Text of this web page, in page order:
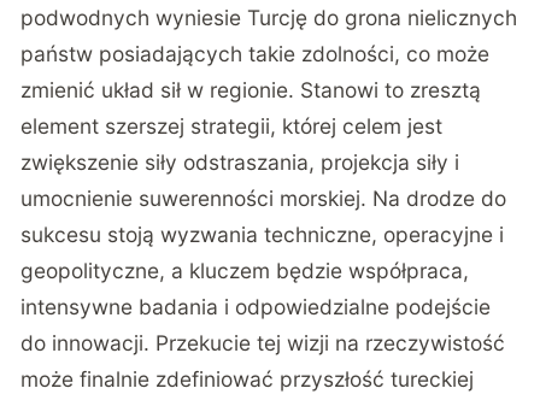
podwodnych wyniesie Turcję do grona nielicznych
państw posiadających takie zdolności, co może
zmienić układ sił w regionie. Stanowi to zresztą
element szerszej strategii, której celem jest
zwiększenie siły odstraszania, projekcja siły i
umocnienie suwerenności morskiej. Na drodze do
sukcesu stoją wyzwania techniczne, operacyjne i
geopolityczne, a kluczem będzie współpraca,
intensywne badania i odpowiedzialne podejście
do innowacji. Przekucie tej wizji na rzeczywistość
może finalnie zdefiniować przyszłość tureckiej